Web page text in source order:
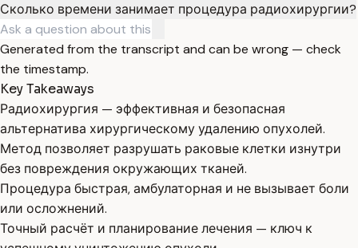
Сколько времени занимает процедура радиохирургии?
Generated from the transcript and can be wrong — check
the timestamp.
Key Takeaways
Радиохирургия — эффективная и безопасная
альтернатива хирургическому удалению опухолей.
Метод позволяет разрушать раковые клетки изнутри
без повреждения окружающих тканей.
Процедура быстрая, амбулаторная и не вызывает боли
или осложнений.
Точный расчёт и планирование лечения — ключ к